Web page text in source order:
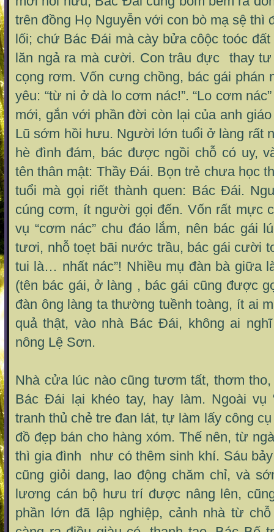
trên đồng Họ Nguyễn với con bò mạ sệ thì
lối; chứ Bác Đái mà cày bửa côộc toóc
lăn ngả ra mà cười. Con trâu đực thay
cọng rơm. Vốn cưng chồng, bác gái phán
yêu: “từ ni ở dà lo cơm nác!”. “Lo cơm
mới, gắn với phần đời còn lại của anh
Lũ sớm hồi hưu. Người lớn tuổi ở làng rất
hè đình đám, bác được ngồi chỗ có uy,
tên thân mật: Thầy Đái. Bọn trẻ chưa học
tuổi mà gọi riết thành quen: Bác Đái.
cúng cơm, ít người gọi đến. Vốn rất mực
vụ “cơm nác” chu đáo lắm, nên bác gái
tươi, nhỗ toẹt bãi nước trầu, bác gái cười
tui là… nhất nác”! Nhiều mụ đàn bà giữa
(tên bác gái, ở làng , bác gái cũng được
đàn ông làng ta thường tuềnh toàng, ít ai
quả thật, vào nhà Bác Đái, không ai
nông Lệ Sơn.
Nhà cửa lúc nào cũng tươm tất, thơm
Bác Đái lại khéo tay, hay làm. Ngoài vụ
tranh thủ chẻ tre đan lát, tự làm lấy công
đồ đẹp bán cho hàng xóm. Thế nên, từ
thì gia đình như có thêm sinh khí. Sáu
cũng giỏi dang, lao động chăm chỉ, và
lương cán bộ hưu trí được nâng lên,
phần lớn đã lập nghiệp, cảnh nhà từ